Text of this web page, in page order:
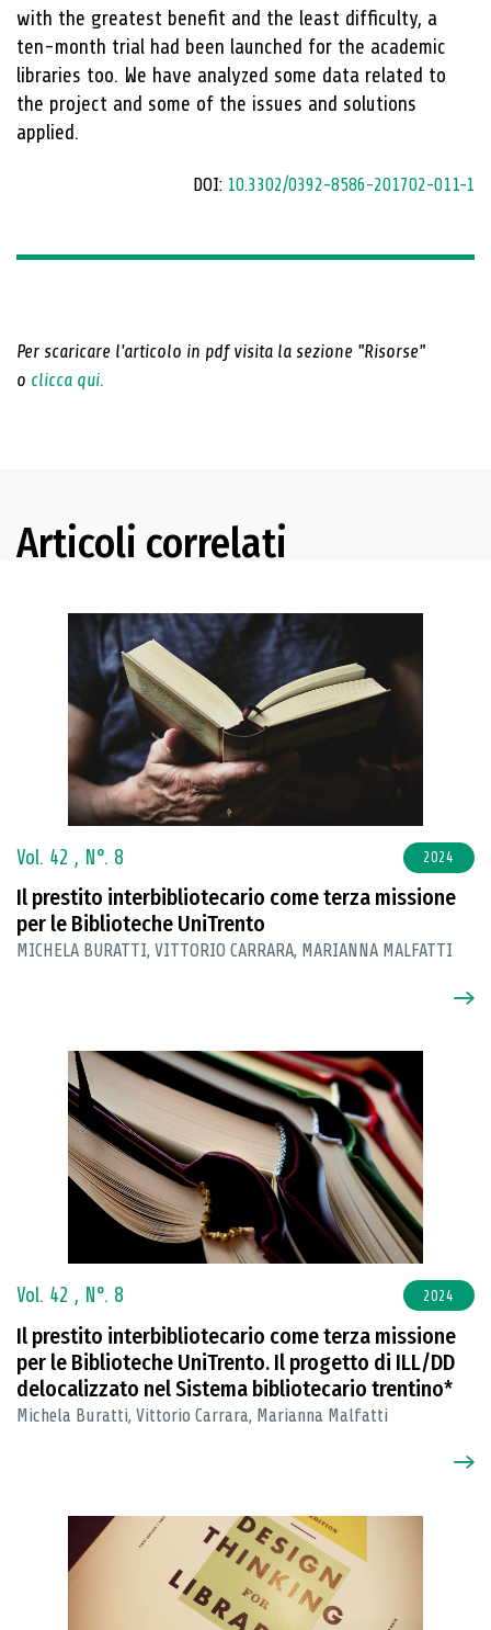
with the greatest benefit and the least difficulty, a
ten-month trial had been launched for the academic
libraries too. We have analyzed some data related to
the project and some of the issues and solutions
applied.
DOI: 10.3302/0392-8586-201702-011-1
Per scaricare l'articolo in pdf visita la sezione "Risorse"
o clicca qui.
Articoli correlati
Vol. 42 , N°. 8 2024
Il prestito interbibliotecario come terza missione
per le Biblioteche UniTrento
MICHELA BURATTI, VITTORIO CARRARA, MARIANNA MALFATTI
Vol. 42 , N°. 8 2024
Il prestito interbibliotecario come terza missione
per le Biblioteche UniTrento. Il progetto di ILL/DD
delocalizzato nel Sistema bibliotecario trentino*
Michela Buratti, Vittorio Carrara, Marianna Malfatti